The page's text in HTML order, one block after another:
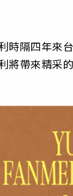
時隔四年來
將帶來精采